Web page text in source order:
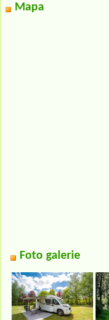
Mapa
Foto galerie